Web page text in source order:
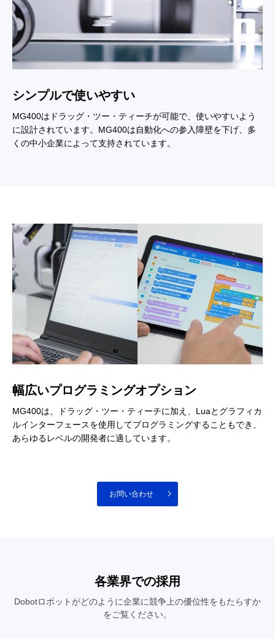
シンプルで使いやすい
MG400はドラッグ・ツー・ティーチが可能で、使いやすいよう
に設計されています。MG400は自動化への参入障壁を下げ、多
くの中小企業によって支持されています。
幅広いプログラミングオプション
MG400は、ドラッグ・ツー・ティーチに加え、Luaとグラフィカ
ルインターフェースを使用してプログラミングすることもでき、
あらゆるレベルの開発者に適しています。
お問い合わせ
各業界での採用
Dobotロボットがどのように企業に競争上の優位性をもたらすか
をご覧ください。